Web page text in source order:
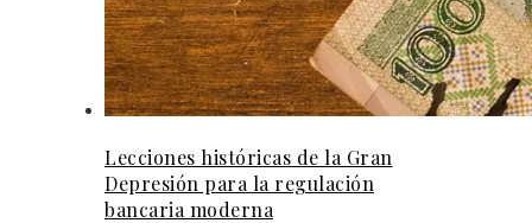
Lecciones históricas de la Gran
Depresión para la regulación
bancaria moderna